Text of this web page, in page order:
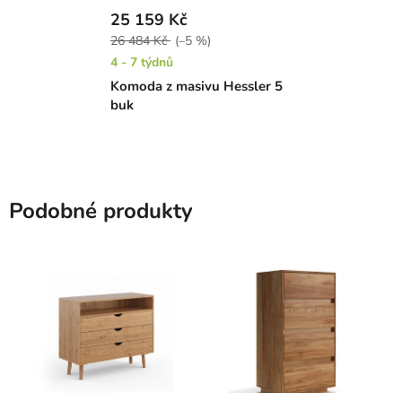
Komoda z masivu Hessler 5
buk
25 159 Kč
26 484 Kč (–5 %)
4 - 7 týdnů
Podobné produkty